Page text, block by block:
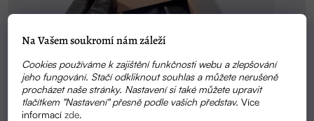
Na Vašem soukromí nám záleží
Cookies používáme k zajištění funkčnosti webu a zlepšování
jeho fungování. Stačí odkliknout souhlas a můžete nerušeně
procházet naše stránky. Nastavení si také můžete upravit
tlačítkem "Nastavení" přesně podle vašich představ.Více
informacízde.